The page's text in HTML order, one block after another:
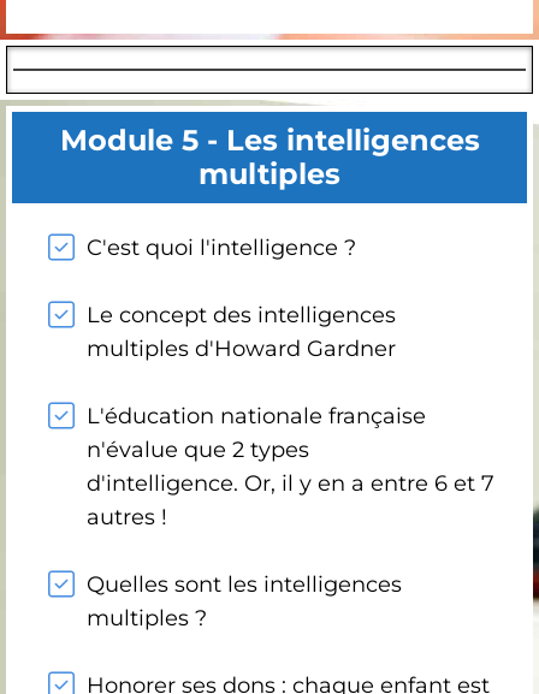
Module 5 - Les intelligences
multiples
C'est quoi l'intelligence ?
Le concept des intelligences
multiples d'Howard Gardner
L'éducation nationale française
n'évalue que 2 types
d'intelligence. Or, il y en a entre 6 et 7
autres !
Quelles sont les intelligences
multiples ?
Honorer ses dons : chaque enfant est